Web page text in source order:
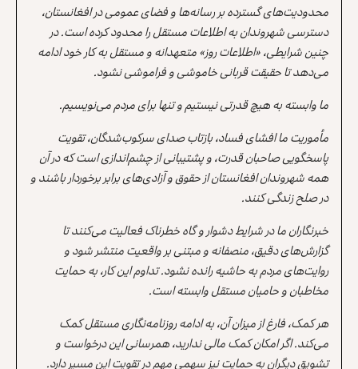
محدودیت‌های گسترده بر رسانه‌ها و فضای عمومی در افغانستان،
دسترسی شهروندان به اطلاعات مستقل را محدود کرده است. در
چنین شرایطی، «اطلاعات روز» متعهدانه و مستقل به کار خود ادامه
می‌دهد تا حقیقت قربانی خاموشی و فراموشی نشود.
ما وابسته به هیچ قدرتی نیستیم و تنها برای مردم می‌نویسیم.
مأموریت ما افشای فساد، بازتاب صدای سرکوب‌شدگان، تقویت
پاسخگویی صاحبان قدرت، و پشتیبانی از چشم‌اندازی است که در آن
همه شهروندان افغانستان از حقوق و آزادی‌های برابر برخوردار باشند و
در صلح زندگی کنند.
خبرنگاران ما در شرایط دشوار و گاه خطرناک فعالیت می‌کنند تا
گزارش‌های دقیق، منصفانه و مبتنی بر واقعیت منتشر شود و
روایت‌های مردم به حاشیه رانده نشود. تداوم این کار، به حمایت
مخاطبان و حامیان مستقل وابسته است.
هر کمک، فارغ از میزان آن، به ادامه روزنامه‌نگاری مستقل کمک
می‌کند. اگر امکان کمک مالی ندارید، همرسانی این درخواست و
تشویق دیگران به حمایت نیز سهمی مهم در تقویت این مسیر دارد.